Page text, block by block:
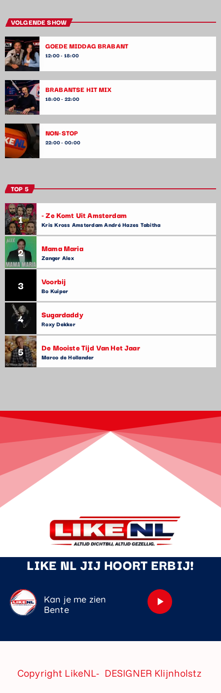
VOLGENDE SHOW
GOEDE MIDDAG BRABANT
12:00 - 18:00
BRABANTSE HIT MIX
18:00 - 22:00
NON-STOP
22:00 - 00:00
TOP 5
1 - Ze Komt Uit Amsterdam
Kris Kross Amsterdam André Hazes Tabitha
2 Mama Maria
Zanger Alex
3 Voorbij
Bo Kuiper
4 Sugardaddy
Roxy Dekker
5 De Mooiste Tijd Van Het Jaar
Marco de Hollander
LIKE NL JIJ HOORT ERBIJ!
Kan je me zien
Bente
play_arrow
Copyright LikeNL- DESIGNER Klijnholstz